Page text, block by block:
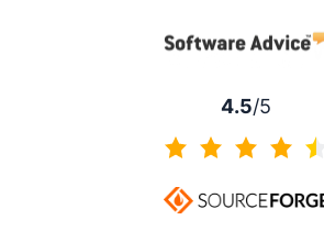
4.5/5